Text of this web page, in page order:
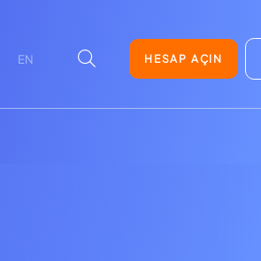
EN HESAP AÇIN